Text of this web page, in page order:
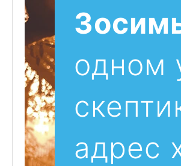
одном
адрес